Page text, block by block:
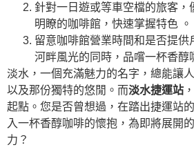
針對一日遊或等車空檔的旅客，
明瞭的咖啡館，快速掌握特色 。
留意咖啡館營業時間和是否提供
河畔風光的同時，品嚐一杯香醇
淡水，一個充滿魅力的名字，總能讓
以及那份獨特的悠閒。而淡水捷運站
起點。您是否曾想過，在踏出捷運站
入一杯香醇咖啡的懷抱，為即將展開
力？